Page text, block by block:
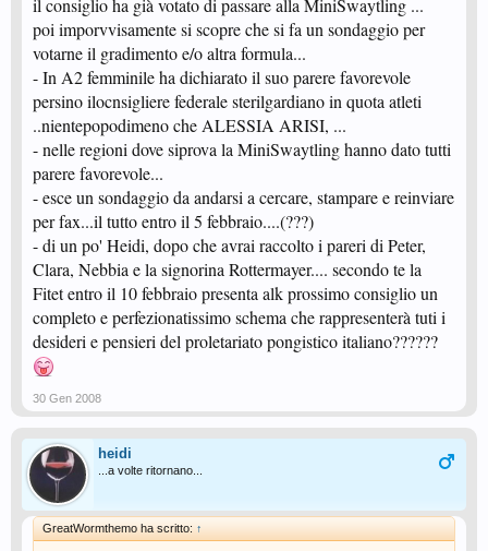
il consiglio ha già votato di passare alla MiniSwaytling ...
poi imporvvisamente si scopre che si fa un sondaggio per
votarne il gradimento e/o altra formula...
- In A2 femminile ha dichiarato il suo parere favorevole
persino ilocnsigliere federale sterilgardiano in quota atleti
..nientepopodimeno che ALESSIA ARISI, ...
- nelle regioni dove siprova la MiniSwaytling hanno dato tutti
parere favorevole...
- esce un sondaggio da andarsi a cercare, stampare e reinviare
per fax...il tutto entro il 5 febbraio....(???)
- di un po' Heidi, dopo che avrai raccolto i pareri di Peter,
Clara, Nebbia e la signorina Rottermayer.... secondo te la
Fitet entro il 10 febbraio presenta alk prossimo consiglio un
completo e perfezionatissimo schema che rappresenterà tuti i
desideri e pensieri del proletariato pongistico italiano??????
30 Gen 2008
heidi
...a volte ritornano...
GreatWormthemo ha scritto: ↑